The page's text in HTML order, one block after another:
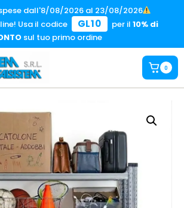
dall'8/08/2026 al 23/08/2026
Usa il codice
GL10 per il10% di
sul tuo primo ordine
0